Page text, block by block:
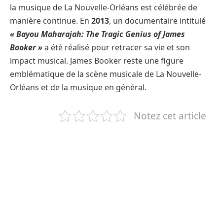
la musique de La Nouvelle-Orléans est célébrée de
manière continue. En 2013, un documentaire intitulé
« Bayou Maharajah: The Tragic Genius of James
Booker »a été réalisé pour retracer sa vie et son
impact musical. James Booker reste une figure
emblématique de la scène musicale de La Nouvelle-
Orléans et de la musique en général.
Notez cet article